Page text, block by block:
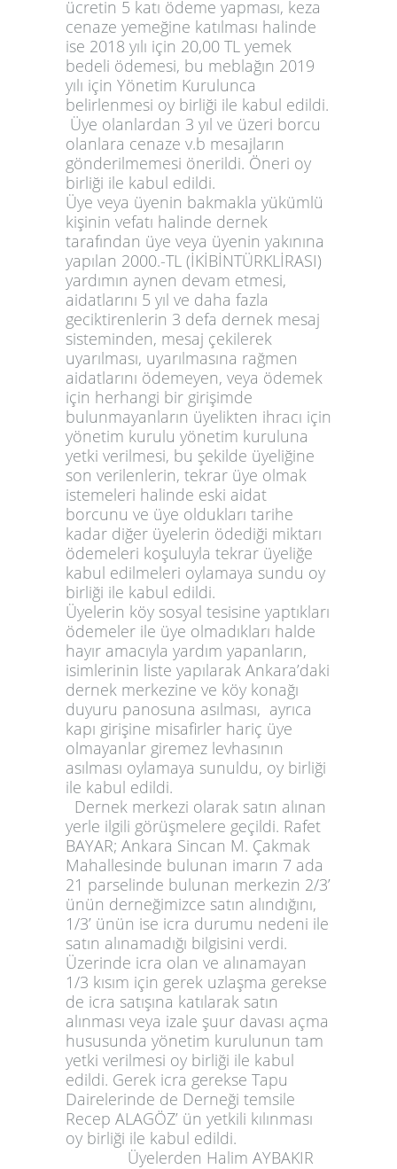
ücretin 5 katı ödeme yapması, keza
cenaze yemeğine katılması halinde
ise 2018 yılı için 20,00 TL yemek
bedeli ödemesi, bu meblağın 2019
yılı için Yönetim Kurulunca
belirlenmesi oy birliği ile kabul edildi.
Üye olanlardan 3 yıl ve üzeri borcu
olanlara cenaze v.b mesajların
gönderilmemesi önerildi. Öneri oy
birliği ile kabul edildi.
Üye veya üyenin bakmakla yükümlü
kişinin vefatı halinde dernek
tarafından üye veya üyenin yakınına
yapılan 2000.-TL (İKİBİNTÜRKLİRASI)
yardımın aynen devam etmesi,
aidatlarını 5 yıl ve daha fazla
geciktirenlerin 3 defa dernek mesaj
sisteminden, mesaj çekilerek
uyarılması, uyarılmasına rağmen
aidatlarını ödemeyen, veya ödemek
için herhangi bir girişimde
bulunmayanların üyelikten ihracı için
yönetim kurulu yönetim kuruluna
yetki verilmesi, bu şekilde üyeliğine
son verilenlerin, tekrar üye olmak
istemeleri halinde eski aidat
borcunu ve üye oldukları tarihe
kadar diğer üyelerin ödediği miktarı
ödemeleri koşuluyla tekrar üyeliğe
kabul edilmeleri oylamaya sundu oy
birliği ile kabul edildi.
Üyelerin köy sosyal tesisine yaptıkları
ödemeler ile üye olmadıkları halde
hayır amacıyla yardım yapanların,
isimlerinin liste yapılarak Ankara’daki
dernek merkezine ve köy konağı
duyuru panosuna asılması, ayrıca
kapı girişine misafirler hariç üye
olmayanlar giremez levhasının
asılması oylamaya sunuldu, oy birliği
ile kabul edildi.
Dernek merkezi olarak satın alınan
yerle ilgili görüşmelere geçildi. Rafet
BAYAR; Ankara Sincan M. Çakmak
Mahallesinde bulunan imarın 7 ada
21 parselinde bulunan merkezin 2/3’
ünün derneğimizce satın alındığını,
1/3’ ünün ise icra durumu nedeni ile
satın alınamadığı bilgisini verdi.
Üzerinde icra olan ve alınamayan
1/3 kısım için gerek uzlaşma gerekse
de icra satışına katılarak satın
alınması veya izale şuur davası açma
hususunda yönetim kurulunun tam
yetki verilmesi oy birliği ile kabul
edildi. Gerek icra gerekse Tapu
Dairelerinde de Derneği temsile
Recep ALAGÖZ’ ün yetkili kılınması
oy birliği ile kabul edildi.
Üyelerden Halim AYBAKIR